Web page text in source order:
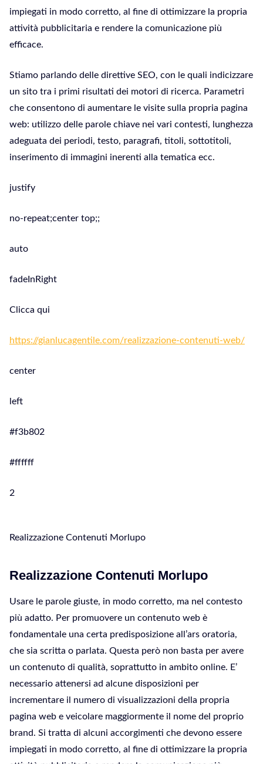
impiegati in modo corretto, al fine di ottimizzare la propria
attività pubblicitaria e rendere la comunicazione più
efficace.
Stiamo parlando delle direttive SEO, con le quali indicizzare
un sito tra i primi risultati dei motori di ricerca. Parametri
che consentono di aumentare le visite sulla propria pagina
web: utilizzo delle parole chiave nei vari contesti, lunghezza
adeguata dei periodi, testo, paragrafi, titoli, sottotitoli,
inserimento di immagini inerenti alla tematica ecc.
justify
no-repeat;center top;;
auto
fadeInRight
Clicca qui
https://gianlucagentile.com/realizzazione-contenuti-web/
center
left
#f3b802
#ffffff
2
Realizzazione Contenuti Morlupo
Realizzazione Contenuti Morlupo
Usare le parole giuste, in modo corretto, ma nel contesto
più adatto. Per promuovere un contenuto web è
fondamentale una certa predisposizione all’ars oratoria,
che sia scritta o parlata. Questa però non basta per avere
un contenuto di qualità, soprattutto in ambito online. E’
necessario attenersi ad alcune disposizioni per
incrementare il numero di visualizzazioni della propria
pagina web e veicolare maggiormente il nome del proprio
brand. Si tratta di alcuni accorgimenti che devono essere
impiegati in modo corretto, al fine di ottimizzare la propria